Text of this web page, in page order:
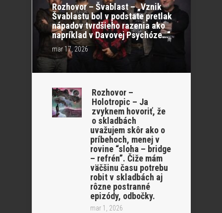
Rozhovor – Švablast – „Vznik
Švablastu bol v podstate pretlak
nápadov tvrdšieho razenia ako
napríklad v Davovej Psychóze…“
mar 17, 2026
Rozhovor –
Holotropic – Ja
zvyknem hovoriť, že
o skladbách
uvažujem skôr ako o
príbehoch, menej v
rovine “sloha – bridge
– refrén”. Čiže mám
väčšinu času potrebu
robit v skladbách aj
rôzne postranné
epizódy, odbočky.
mar 1, 2026